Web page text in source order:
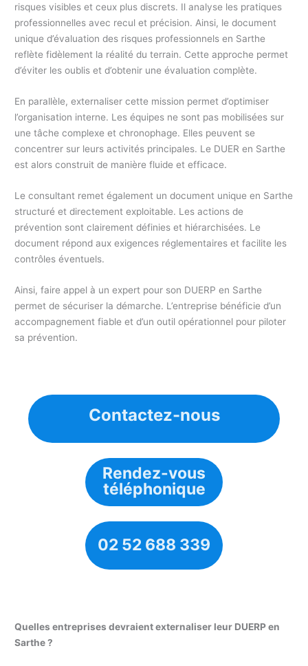
risques visibles et ceux plus discrets. Il analyse les pratiques
professionnelles avec recul et précision. Ainsi, le document
unique d’évaluation des risques professionnels en Sarthe
reflète fidèlement la réalité du terrain. Cette approche permet
d’éviter les oublis et d’obtenir une évaluation complète.
En parallèle, externaliser cette mission permet d’optimiser
l’organisation interne. Les équipes ne sont pas mobilisées sur
une tâche complexe et chronophage. Elles peuvent se
concentrer sur leurs activités principales. Le DUER en Sarthe
est alors construit de manière fluide et efficace.
Le consultant remet également un document unique en Sarthe
structuré et directement exploitable. Les actions de
prévention sont clairement définies et hiérarchisées. Le
document répond aux exigences réglementaires et facilite les
contrôles éventuels.
Ainsi, faire appel à un expert pour son DUERP en Sarthe
permet de sécuriser la démarche. L’entreprise bénéficie d’un
accompagnement fiable et d’un outil opérationnel pour piloter
sa prévention.
Contactez-nous
Rendez-vous
téléphonique
02 52 688 339
Quelles entreprises devraient externaliser leur DUERP en
Sarthe ?